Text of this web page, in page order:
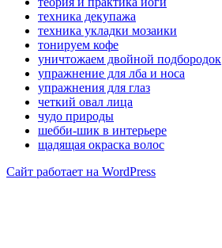
техника декупажа
техника укладки мозаики
тонируем кофе
уничтожаем двойной подбородок
упражнение для лба и носа
упражнения для глаз
четкий овал лица
чудо природы
шебби-шик в интерьере
щадящая окраска волос
Сайт работает на WordPress